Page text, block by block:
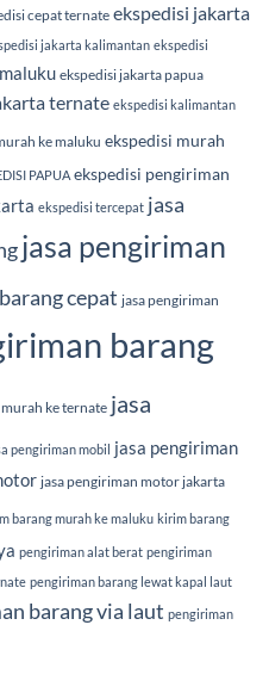
cepat ternate ekspedisi jakarta
jakarta kalimantan ekspedisi
ekspedisi jakarta papua
ternate ekspedisi kalimantan
ke maluku ekspedisi murah
PAPUA ekspedisi pengiriman
ekspedisi tercepat jasa
jasa pengiriman
cepat jasa pengiriman
barang
ke ternate jasa
pengiriman mobil
jasa pengiriman
jasa pengiriman motor jakarta
barang murah ke maluku kirim barang
pengiriman alat berat pengiriman
pengiriman barang lewat kapal laut
barang via laut pengiriman